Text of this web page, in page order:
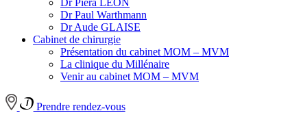
Dr Paul Warthmann
Dr Aude GLAISE
Cabinet de chirurgie
Présentation du cabinet MOM – MVM
La clinique du Millénaire
Venir au cabinet MOM – MVM
Prendre rendez-vous